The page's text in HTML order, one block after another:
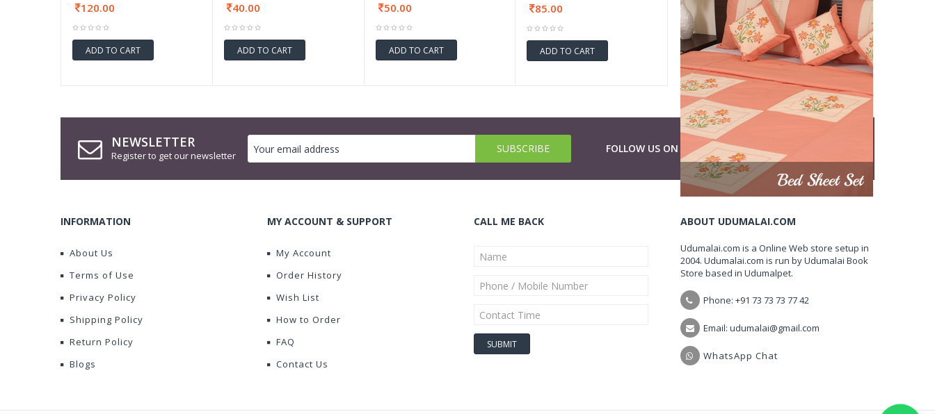
120.00
ADD TO CART
40.00
ADD TO CART
50.00
ADD TO CART
85.00
ADD TO CART
NEWSLETTER
Register to get our newsletter
FOLLOW US ON
INFORMATION
About Us
Terms of Use
Privacy Policy
Shipping Policy
Return Policy
Blogs
MY ACCOUNT & SUPPORT
My Account
Order History
Wish List
How to Order
FAQ
Contact Us
CALL ME BACK ABOUT UDUMALAI.COM
Udumalai.com is a Online Web store setup in
2004. Udumalai.com is run by Udumalai Book
Store based in Udumalpet.
Phone: +91 73 73 73 77 42
Email: udumalai@gmail.com
WhatsApp Chat